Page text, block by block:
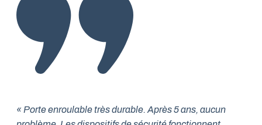
« Porte enroulable très durable. Après 5 ans, aucun